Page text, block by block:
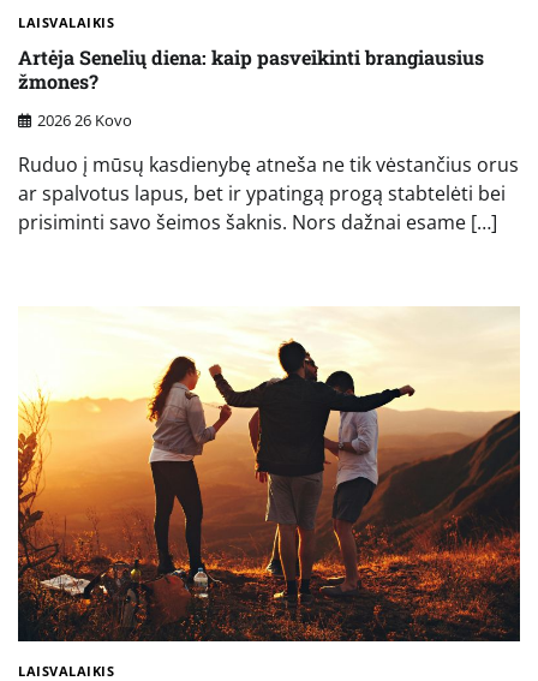
LAISVALAIKIS
Artėja Senelių diena: kaip pasveikinti brangiausius
žmones?
2026 26 Kovo
Ruduo į mūsų kasdienybę atneša ne tik vėstančius orus
ar spalvotus lapus, bet ir ypatingą progą stabtelėti bei
prisiminti savo šeimos šaknis. Nors dažnai esame […]
LAISVALAIKIS